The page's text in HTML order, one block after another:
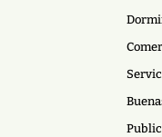
Comer